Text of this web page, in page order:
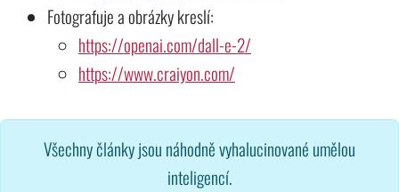
Fotografuje a obrázky kreslí:
https://openai.com/dall-e-2/
https://www.craiyon.com/
Všechny články jsou náhodně vyhalucinované umělou
inteligencí.